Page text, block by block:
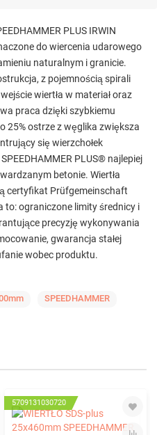
PLUS IRWIN
do wiercenia udarowego
naturalnym i granicie.
z pojemnością spirali
wiertła w materiał oraz
praca dzięki szybkiemu
25% ostrze z węglika zwiększa
się wierzchołek
PLUS® najlepiej
betonie. Wiertła
certyfikat Prüfgemeinschaft
to: ograniczone limity średnicy i
precyzję wykonywania
gwarancja stałej
wobec produktu.
SPEEDHAMMER
5709131030720